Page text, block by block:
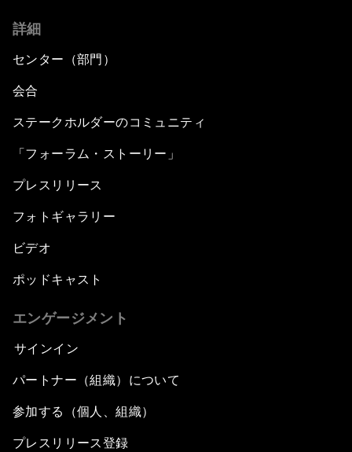
詳細
センター（部門）
会合
ステークホルダーのコミュニティ
「フォーラム・ストーリー」
プレスリリース
フォトギャラリー
ビデオ
ポッドキャスト
エンゲージメント
サインイン
パートナー（組織）について
参加する（個人、組織）
プレスリリース登録